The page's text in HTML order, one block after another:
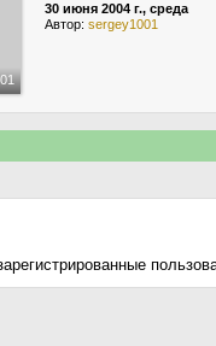
30 июня 2004 г., среда
Автор: sergey1001